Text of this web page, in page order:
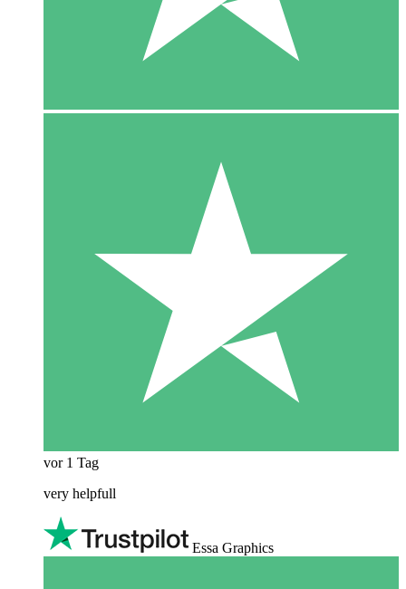
vor 1 Tag
very helpfull
Essa Graphics